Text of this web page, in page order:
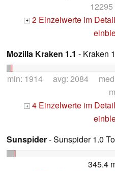
+ 2 Einzelwerte im Detail
Mozilla Kraken 1.1 - Kraken
min: 1914 avg: 2084
+ 4 Einzelwerte im Detail
Sunspider- Sunspider 1.0
345.4